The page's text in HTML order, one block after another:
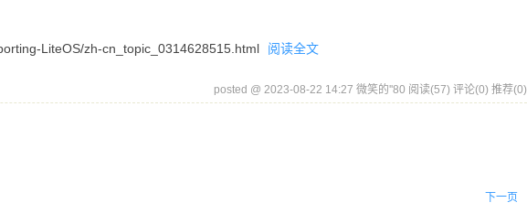
LiteOS/zh-cn_topic_0314628515.html 阅读全文
posted @ 2023-08-22 14:27 微笑的''80 阅读(57) 评论(0) 推荐(0)
下一页